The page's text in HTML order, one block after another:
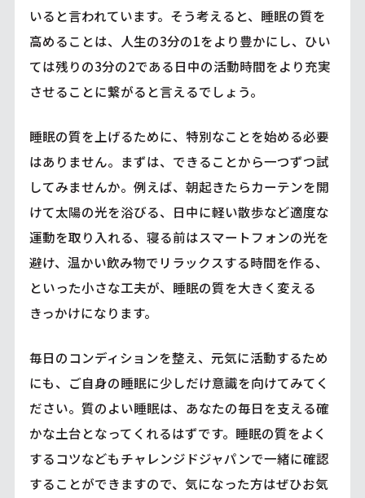
いると言われています。そう考えると、睡眠の質を
高めることは、人生の3分の1をより豊かにし、ひい
ては残りの3分の2である日中の活動時間をより充実
させることに繋がると言えるでしょう。
睡眠の質を上げるために、特別なことを始める必要
はありません。まずは、できることから一つずつ試
してみませんか。例えば、朝起きたらカーテンを開
けて太陽の光を浴びる、日中に軽い散歩など適度な
運動を取り入れる、寝る前はスマートフォンの光を
避け、温かい飲み物でリラックスする時間を作る、
といった小さな工夫が、睡眠の質を大きく変える
きっかけになります。
毎日のコンディションを整え、元気に活動するため
にも、ご自身の睡眠に少しだけ意識を向けてみてく
ださい。質のよい睡眠は、あなたの毎日を支える確
かな土台となってくれるはずです。睡眠の質をよく
するコツなどもチャレンジドジャパンで一緒に確認
することができますので、気になった方はぜひお気